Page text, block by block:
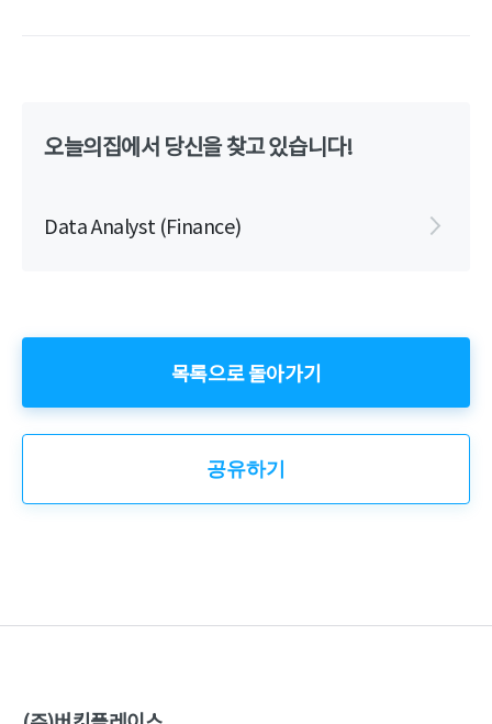
오늘의집에서 당신을 찾고 있습니다!
Data Analyst (Finance)
목록으로 돌아가기
공유하기